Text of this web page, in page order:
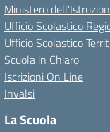
Ministero
Ufficio Scolastico
Ufficio Scolastico
Scuola in Chiaro
Iscrizioni On Line
Invalsi
La Scuola